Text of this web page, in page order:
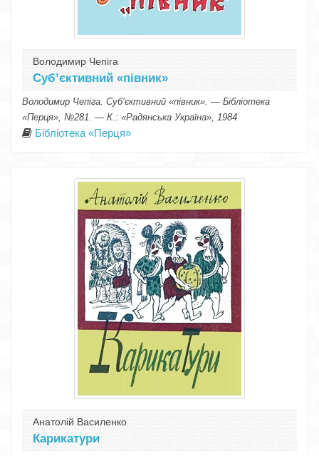
Володимир Чепіга
Суб’єктивний «півник»
Володимир Чепіга. Суб’єктивний «півник». — Бібліотека
«Перця», №281. — К.: «Радянська Україна», 1984
Бібліотека «Перця»
Анатолій Василенко
Карикатури